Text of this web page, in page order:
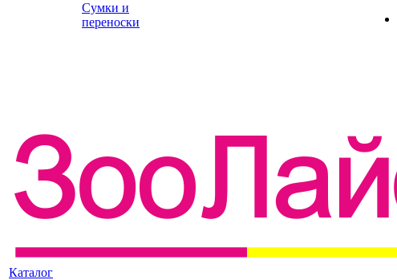
Сумки и
переноски
Каталог